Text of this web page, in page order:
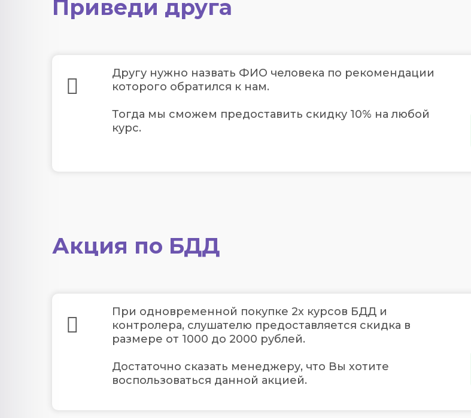
Приведи друга
Другу нужно назвать ФИО человека по рекомендации
которого обратился к нам.
Тогда мы сможем предоставить скидку 10% на любой
курс.
Акция по БДД
При одновременной покупке 2х курсов БДД и
контролера, слушателю предоставляется скидка в
размере от 1000 до 2000 рублей.
Достаточно сказать менеджеру, что Вы хотите
воспользоваться данной акцией.